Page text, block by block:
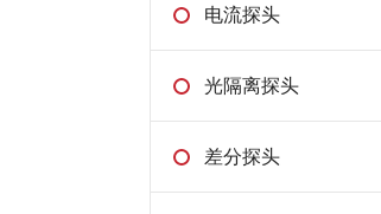
电流探头
光隔离探头
差分探头